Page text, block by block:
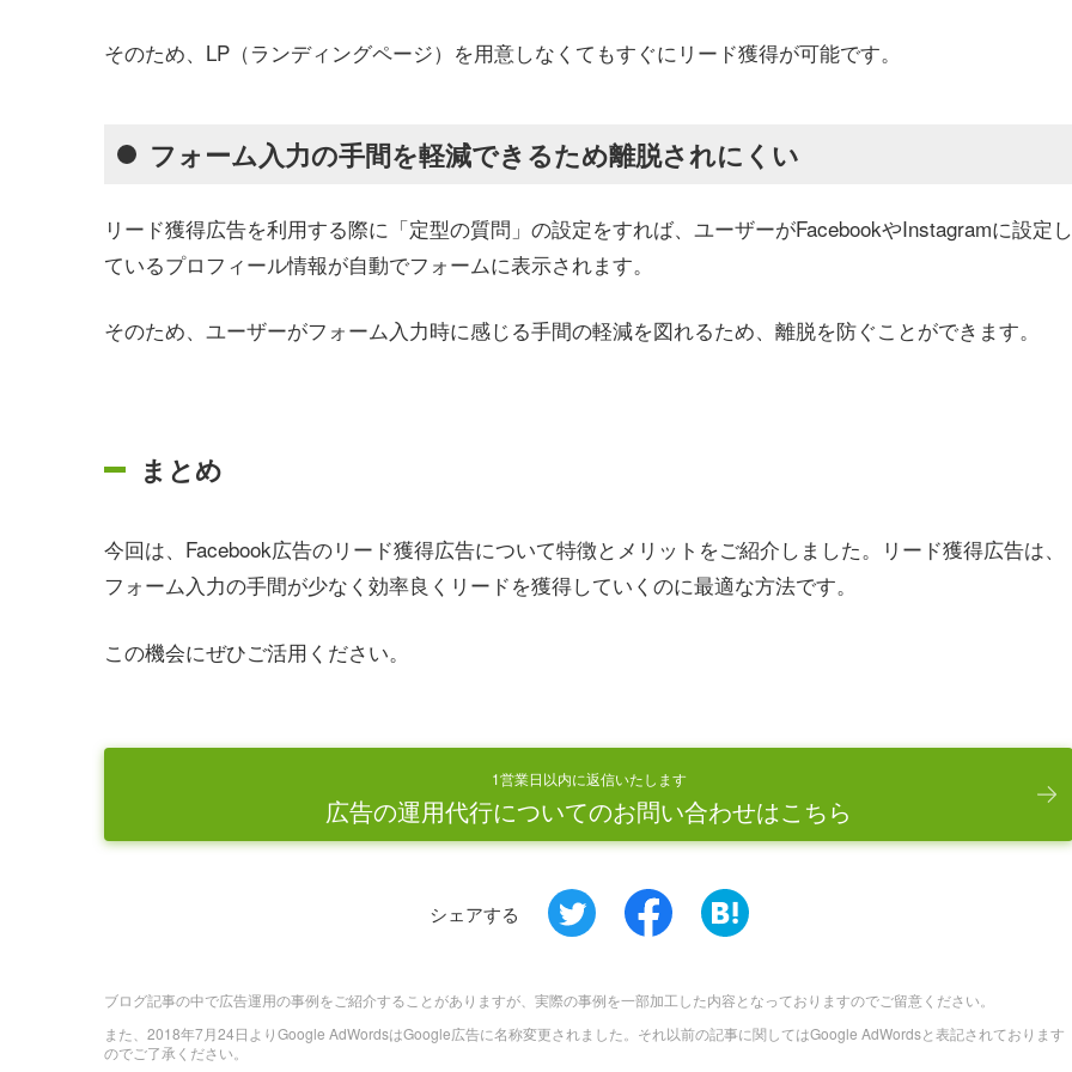
そのため、LP（ランディングページ）を用意しなくてもすぐにリード獲得が可能です。
フォーム入力の手間を軽減できるため離脱されにくい
リード獲得広告を利用する際に「定型の質問」の設定をすれば、ユーザーがFacebookやInstagramに設定し
ているプロフィール情報が自動でフォームに表示されます。
そのため、ユーザーがフォーム入力時に感じる手間の軽減を図れるため、離脱を防ぐことができます。
まとめ
今回は、Facebook広告のリード獲得広告について特徴とメリットをご紹介しました。リード獲得広告は、
フォーム入力の手間が少なく効率良くリードを獲得していくのに最適な方法です。
この機会にぜひご活用ください。
1営業日以内に返信いたします
広告の運用代行についてのお問い合わせはこちら
シェアする
ブログ記事の中で広告運用の事例をご紹介することがありますが、実際の事例を一部加工した内容となっておりますのでご留意ください。
また、2018年7月24日よりGoogle AdWordsはGoogle広告に名称変更されました。それ以前の記事に関してはGoogle AdWordsと表記されております
のでご了承ください。